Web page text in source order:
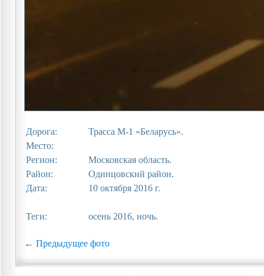
Дорога:
Трасса М-1 «Беларусь».
Место:
Регион:
Московская область.
Район:
Одинцовский район.
Дата:
10 октября 2016 г.
Теги: осень 2016, ночь.
← Предыдущее фото